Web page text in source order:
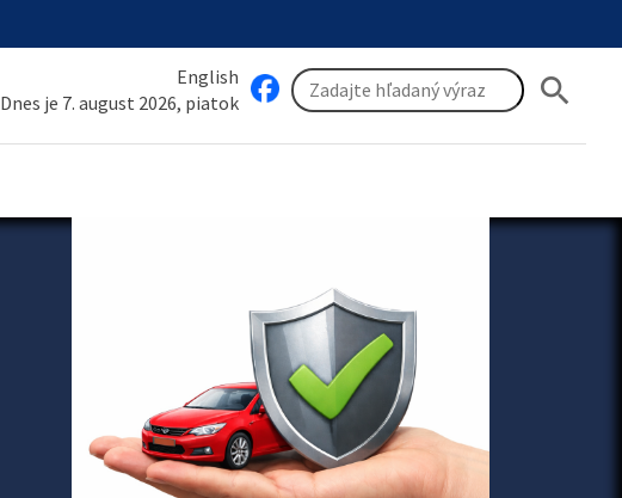
English
Dnes je 7. august 2026, piatok
search